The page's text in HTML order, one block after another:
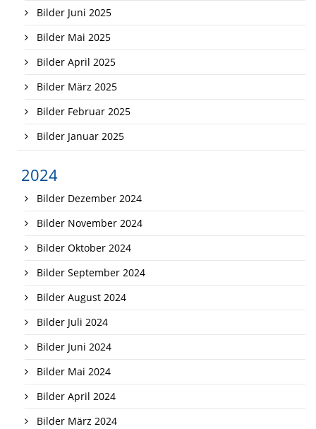
Bilder Juni 2025
Bilder Mai 2025
Bilder April 2025
Bilder März 2025
Bilder Februar 2025
Bilder Januar 2025
2024
Bilder Dezember 2024
Bilder November 2024
Bilder Oktober 2024
Bilder September 2024
Bilder August 2024
Bilder Juli 2024
Bilder Juni 2024
Bilder Mai 2024
Bilder April 2024
Bilder März 2024